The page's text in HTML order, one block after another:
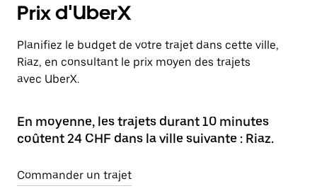
Prix d'UberX
Planifiez le budget de votre trajet dans cette ville,
Riaz, en consultant le prix moyen des trajets
avec UberX.
En moyenne, les trajets durant 10 minutes
coûtent 24 CHF dans la ville suivante : Riaz.
Commander un trajet